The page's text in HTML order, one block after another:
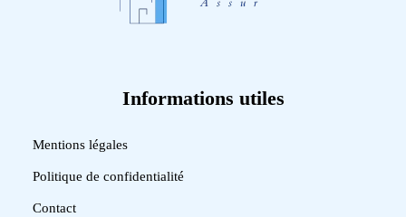
Informations utiles
Mentions légales
Politique de confidentialité
Contact